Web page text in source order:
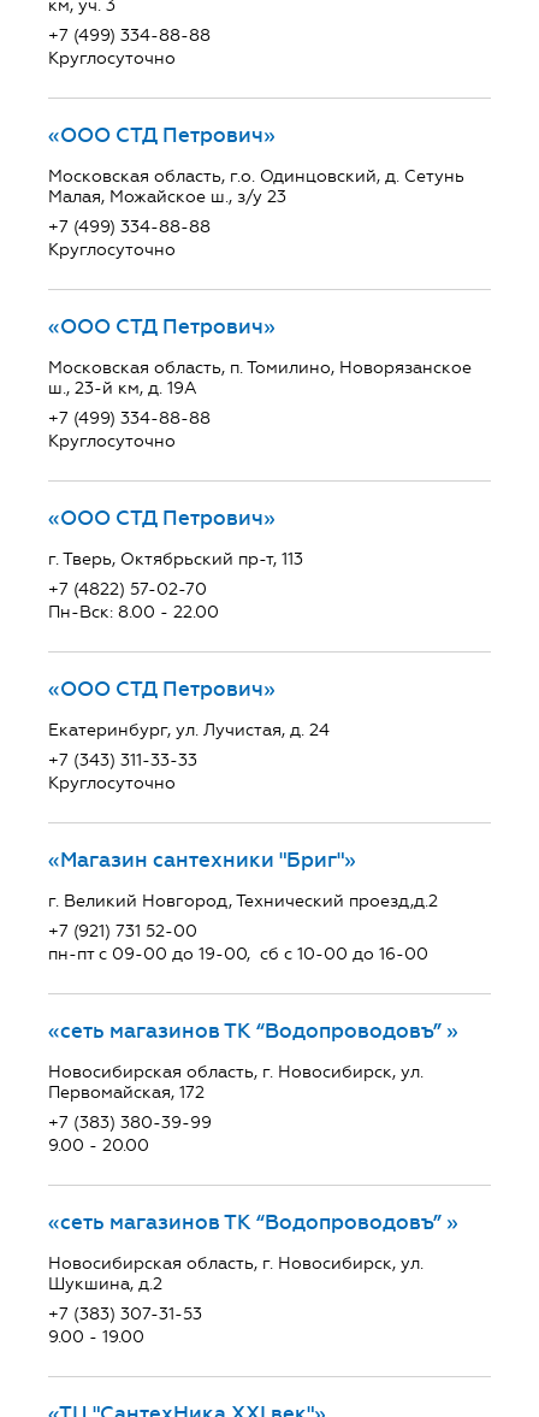
км, уч. 3
+7 (499) 334-88-88
Круглосуточно
«ООО СТД Петрович»
Московская область, г.о. Одинцовский, д. Сетунь
Малая, Можайское ш., з/у 23
+7 (499) 334-88-88
Круглосуточно
«ООО СТД Петрович»
Московская область, п. Томилино, Новорязанское
ш., 23-й км, д. 19А
+7 (499) 334-88-88
Круглосуточно
«ООО СТД Петрович»
г. Тверь, Октябрьский пр-т, 113
+7 (4822) 57-02-70
Пн-Вск: 8.00 - 22.00
«ООО СТД Петрович»
Екатеринбург, ул. Лучистая, д. 24
+7 (343) 311-33-33
Круглосуточно
«Магазин сантехники "Бриг"»
г. Великий Новгород, Технический проезд,д.2
+7 (921) 731 52-00
пн-пт с 09-00 до 19-00, сб с 10-00 до 16-00
«сеть магазинов ТК “Водопроводовъ” »
Новосибирская область, г. Новосибирск, ул.
Первомайская, 172
+7 (383) 380-39-99
9.00 - 20.00
«сеть магазинов ТК “Водопроводовъ” »
Новосибирская область, г. Новосибирск, ул.
Шукшина, д.2
+7 (383) 307-31-53
9.00 - 19.00